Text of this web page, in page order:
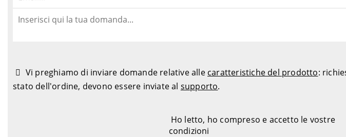
Vi preghiamo di inviare domande relative alle caratteristiche del prodotto:
stato dell'ordine, devono essere inviate al supporto.
Ho letto, ho compreso e accetto le vostre
condizioni